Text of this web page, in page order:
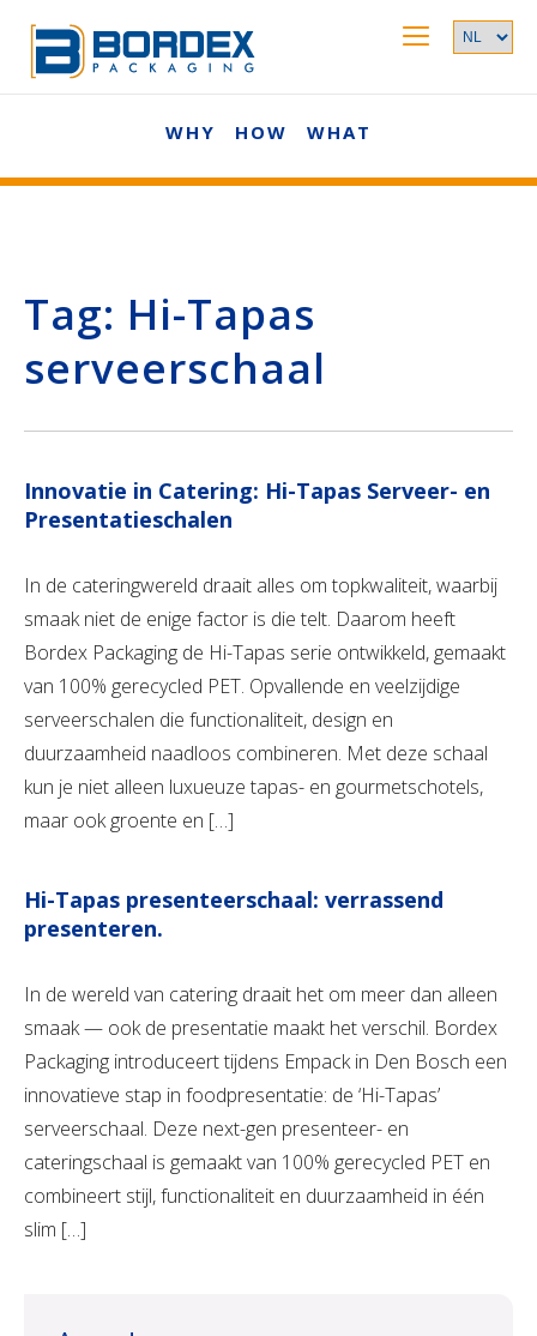
WHY HOW WHAT
Tag: Hi-Tapas
serveerschaal
Innovatie in Catering: Hi-Tapas Serveer- en
Presentatieschalen
In de cateringwereld draait alles om topkwaliteit, waarbij
smaak niet de enige factor is die telt. Daarom heeft
Bordex Packaging de Hi-Tapas serie ontwikkeld, gemaakt
van 100% gerecycled PET. Opvallende en veelzijdige
serveerschalen die functionaliteit, design en
duurzaamheid naadloos combineren. Met deze schaal
kun je niet alleen luxueuze tapas- en gourmetschotels,
maar ook groente en […]
Hi-Tapas presenteerschaal: verrassend
presenteren.
In de wereld van catering draait het om meer dan alleen
smaak — ook de presentatie maakt het verschil. Bordex
Packaging introduceert tijdens Empack in Den Bosch een
innovatieve stap in foodpresentatie: de ‘Hi-Tapas’
serveerschaal. Deze next-gen presenteer- en
cateringschaal is gemaakt van 100% gerecycled PET en
combineert stijl, functionaliteit en duurzaamheid in één
slim […]